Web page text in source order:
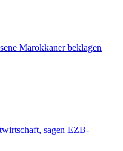
Marokkaner beklagen
sagen EZB-